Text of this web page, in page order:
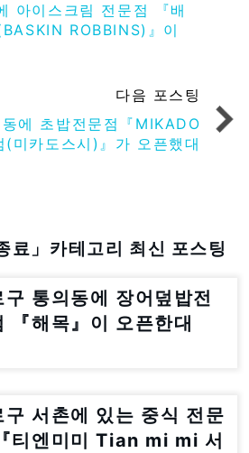
아이스크림 전문점 『배
ROBBINS)』이
다음 포스팅
에 초밥전문점『MIKADO
(미카도스시)』가 오픈했대
료」카테고리 최신 포스팅
구 통의동에 장어덮밥전
『해목』이 오픈한대
구 서촌에 있는 중식 전문
티엔미미 Tian mi mi 서